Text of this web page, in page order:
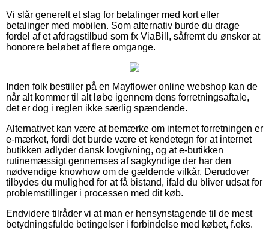
Vi slår generelt et slag for betalinger med kort eller
betalinger med mobilen. Som alternativ burde du drage
fordel af et afdragstilbud som fx ViaBill, såfremt du ønsker at
honorere beløbet af flere omgange.
Inden folk bestiller på en Mayflower online webshop kan de
når alt kommer til alt løbe igennem dens forretningsaftale,
det er dog i reglen ikke særlig spændende.
Alternativet kan være at bemærke om internet forretningen er
e-mærket, fordi det burde være et kendetegn for at internet
butikken adlyder dansk lovgivning, og at e-butikken
rutinemæssigt gennemses af sagkyndige der har den
nødvendige knowhow om de gældende vilkår. Derudover
tilbydes du mulighed for at få bistand, ifald du bliver udsat for
problemstillinger i processen med dit køb.
Endvidere tilråder vi at man er hensynstagende til de mest
betydningsfulde betingelser i forbindelse med købet, f.eks.